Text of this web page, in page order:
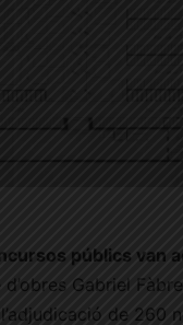
públics van
d’obres Gabriel
de 260